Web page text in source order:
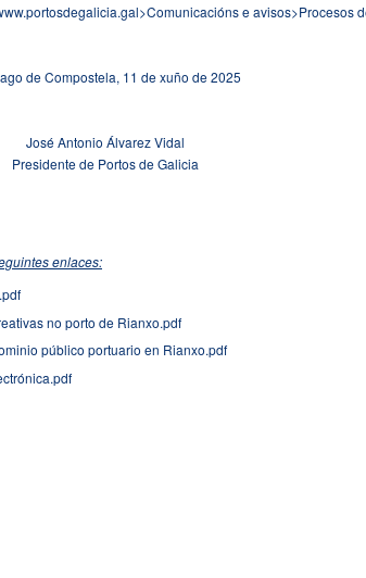
e avisos>Procesos
de Compostela, 11 de xuño de 2025
José Antonio Álvarez Vidal
Presidente de Portos de Galicia
enlaces:
no porto de Rianxo.pdf
público portuario en Rianxo.pdf